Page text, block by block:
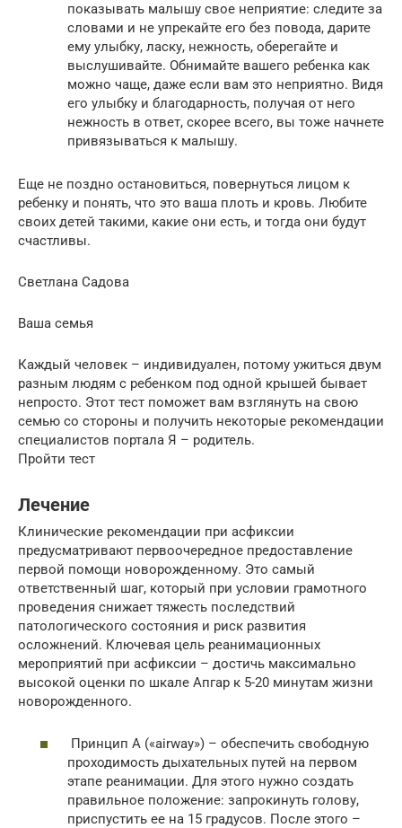
показывать малышу свое неприятие: следите за
словами и не упрекайте его без повода, дарите
ему улыбку, ласку, нежность, оберегайте и
выслушивайте. Обнимайте вашего ребенка как
можно чаще, даже если вам это неприятно. Видя
его улыбку и благодарность, получая от него
нежность в ответ, скорее всего, вы тоже начнете
привязываться к малышу.
Еще не поздно остановиться, повернуться лицом к
ребенку и понять, что это ваша плоть и кровь. Любите
своих детей такими, какие они есть, и тогда они будут
счастливы.
Светлана Садова
Ваша семья
Каждый человек – индивидуален, потому ужиться двум
разным людям с ребенком под одной крышей бывает
непросто. Этот тест поможет вам взглянуть на свою
семью со стороны и получить некоторые рекомендации
специалистов портала Я – родитель.
Пройти тест
Лечение
Клинические рекомендации при асфиксии
предусматривают первоочередное предоставление
первой помощи новорожденному. Это самый
ответственный шаг, который при условии грамотного
проведения снижает тяжесть последствий
патологического состояния и риск развития
осложнений. Ключевая цель реанимационных
мероприятий при асфиксии – достичь максимально
высокой оценки по шкале Апгар к 5-20 минутам жизни
новорожденного.
Принцип А («airway») – обеспечить свободную
проходимость дыхательных путей на первом
этапе реанимации. Для этого нужно создать
правильное положение: запрокинуть голову,
приспустить ее на 15 градусов. После этого –